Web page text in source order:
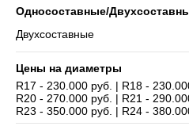
Односоставные/
Двухсоставные
Цены на диаметры
R17 - 230.000 руб. | R18 -
R20 - 270.000 руб. | R21 -
R23 - 350.000 руб. | R24 -Навигация